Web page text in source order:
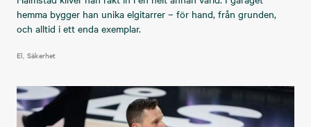
hemma bygger han unika elgitarrer – för hand, från grunden,
och alltid i ett enda exemplar.
El Säkerhet